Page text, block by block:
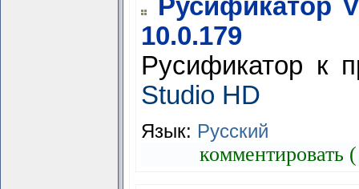
Русификатор
10.0.179
Русификатор к
Studio HD
Язык: Русский
комментировать